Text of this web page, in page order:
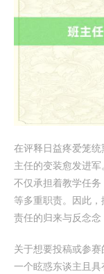
在评释日益疼爱笼
主任的变装愈发进
不仅承担着教学任
等多重职责。因此
责任的归来与反念念
关于想要投稿或参赛
一个眩惑东谈主且